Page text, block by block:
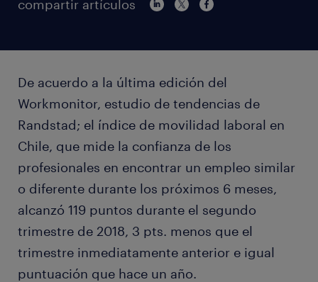
compartir artículos
De acuerdo a la última edición del
Workmonitor, estudio de tendencias de
Randstad; el índice de movilidad laboral en
Chile, que mide la confianza de los
profesionales en encontrar un empleo similar
o diferente durante los próximos 6 meses,
alcanzó 119 puntos durante el segundo
trimestre de 2018, 3 pts. menos que el
trimestre inmediatamente anterior e igual
puntuación que hace un año.